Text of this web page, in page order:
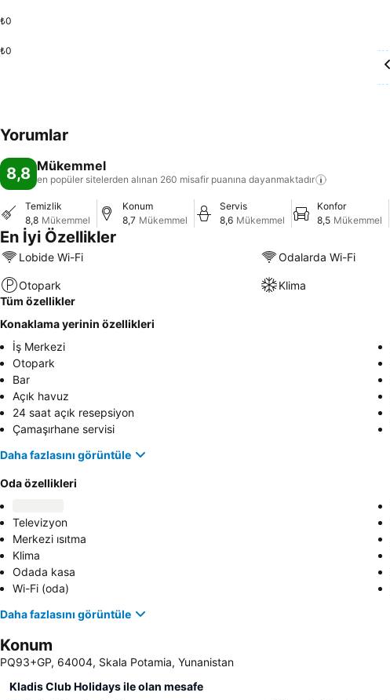
₺0
₺0
Yorumlar
8,8 Mükemmel
en popüler sitelerden alınan 260 misafir puanına dayanmaktadır
Temizlik
8,8 Mükemmel
Konum
8,7 Mükemmel
Servis
8,6 Mükemmel
Konfor
8,5 Mükemmel
En İyi Özellikler
Lobide Wi-Fi Odalarda Wi-Fi
Otopark Klima
Tüm özellikler
Konaklama yerinin özellikleri
İş Merkezi
Otopark
Bar
Açık havuz
24 saat açık resepsiyon
Çamaşırhane servisi
Daha fazlasını görüntüle
Oda özellikleri
Televizyon
Merkezi ısıtma
Klima
Odada kasa
Wi-Fi (oda)
Daha fazlasını görüntüle
Konum
PQ93+GP, 64004, Skala Potamia, Yunanistan
Kladis Club Holidays ile olan mesafe